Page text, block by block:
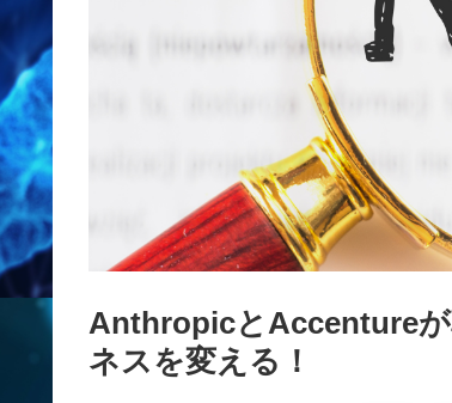
AnthropicとAccentureが
ネスを変える！